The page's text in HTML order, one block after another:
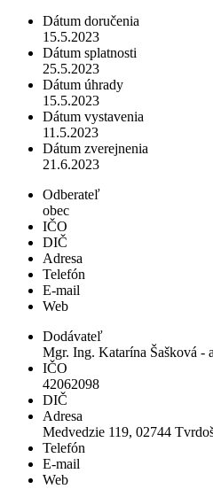
Dátum doručenia
15.5.2023
Dátum splatnosti
25.5.2023
Dátum úhrady
15.5.2023
Dátum vystavenia
11.5.2023
Dátum zverejnenia
21.6.2023
Odberateľ
obec
IČO
DIČ
Adresa
Telefón
E-mail
Web
Dodávateľ
Mgr. Ing. Katarína Šašková -
IČO
42062098
DIČ
Adresa
Medvedzie 119, 02744
Telefón
E-mail
Web